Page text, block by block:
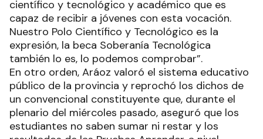
científico y tecnológico y académico que es
capaz de recibir a jóvenes con esta vocación.
Nuestro Polo Científico y Tecnológico es la
expresión, la beca Soberanía Tecnológica
también lo es, lo podemos comprobar”.
En otro orden, Aráoz valoró el sistema educativo
público de la provincia y reprochó los dichos de
un convencional constituyente que, durante el
plenario del miércoles pasado, aseguró que los
estudiantes no saben sumar ni restar y los